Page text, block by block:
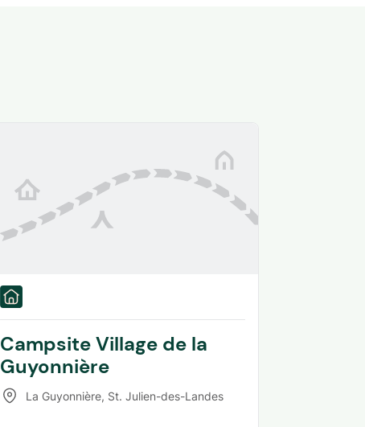
Campsite Village de la
Guyonnière
La Guyonnière, St. Julien-des-Landes